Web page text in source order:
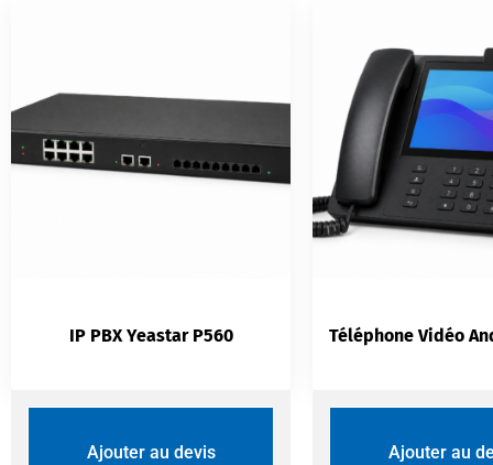
IP PBX Yeastar P560
Ajouter au devis Ajouter au